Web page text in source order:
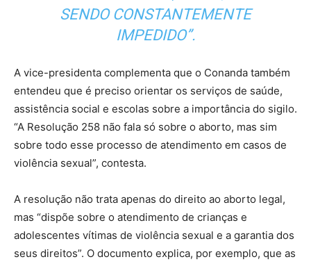
SENDO CONSTANTEMENTE
IMPEDIDO”.
A vice-presidenta complementa que o Conanda também
entendeu que é preciso orientar os serviços de saúde,
assistência social e escolas sobre a importância do sigilo.
“A Resolução 258 não fala só sobre o aborto, mas sim
sobre todo esse processo de atendimento em casos de
violência sexual”, contesta.
A resolução não trata apenas do direito ao aborto legal,
mas “dispõe sobre o atendimento de crianças e
adolescentes vítimas de violência sexual e a garantia dos
seus direitos”. O documento explica, por exemplo, que as